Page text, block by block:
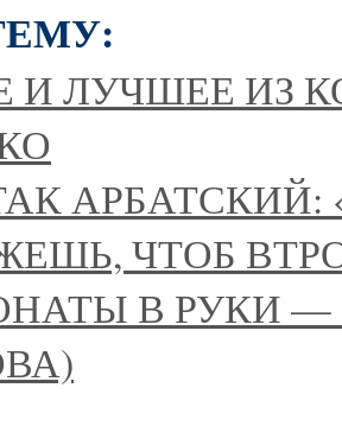
И ЛУЧШЕЕ ИЗ
АРБАТСКИЙ:
ЧТОБ
В РУКИ —